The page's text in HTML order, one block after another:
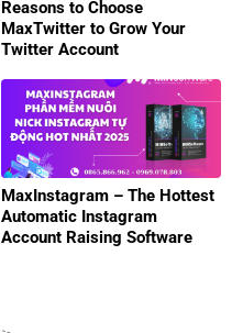
Reasons to Choose
MaxTwitter to Grow Your
Twitter Account
MaxInstagram – The Hottest
Automatic Instagram
Account Raising Software